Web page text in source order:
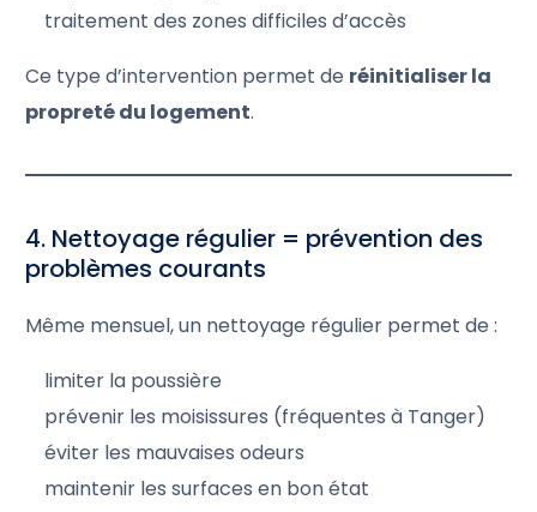
traitement des zones difficiles d’accès
Ce type d’intervention permet de réinitialiser la
propreté du logement.
4. Nettoyage régulier = prévention des
problèmes courants
Même mensuel, un nettoyage régulier permet de :
limiter la poussière
prévenir les moisissures (fréquentes à Tanger)
éviter les mauvaises odeurs
maintenir les surfaces en bon état